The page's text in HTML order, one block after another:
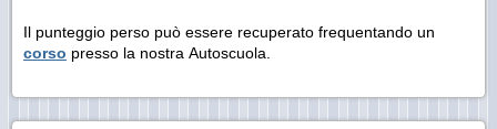
Il punteggio perso può essere recuperato frequentando un
corso presso la nostra Autoscuola.